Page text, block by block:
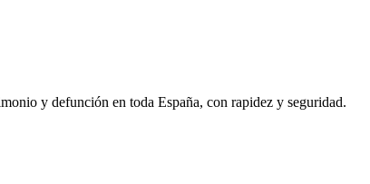
y defunción en toda España, con rapidez y seguridad.